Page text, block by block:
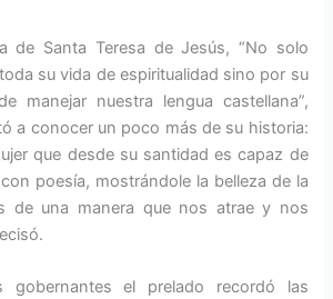
de Santa Teresa de Jesús, “No solo
su vida de espiritualidad sino por su
manejar nuestra lengua castellana”,
a conocer un poco más de su historia:
que desde su santidad es capaz de
poesía, mostrándole la belleza de la
de una manera que nos atrae y nos
gobernantes el prelado recordó las